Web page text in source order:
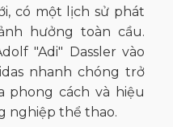
có một lịch sử phát
hưởng toàn cầu.
"Adi" Dassler vào
nhanh chóng trở
phong cách và hiệu
nghiệp thể thao.